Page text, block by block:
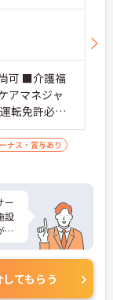
可 ■介護福
アマネジャ
転免許必須
れば尚可
ナス・賞与あり
ー
設
で
こ
の
てもらう